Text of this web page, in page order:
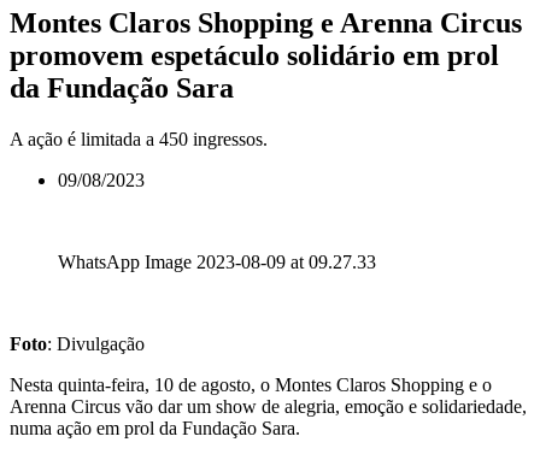
Montes Claros Shopping e Arenna Circus
promovem espetáculo solidário em prol
da Fundação Sara
A ação é limitada a 450 ingressos.
09/08/2023
WhatsApp Image 2023-08-09 at 09.27.33
Foto: Divulgação
Nesta quinta-feira, 10 de agosto, o Montes Claros Shopping e o
Arenna Circus vão dar um show de alegria, emoção e solidariedade,
numa ação em prol da Fundação Sara.